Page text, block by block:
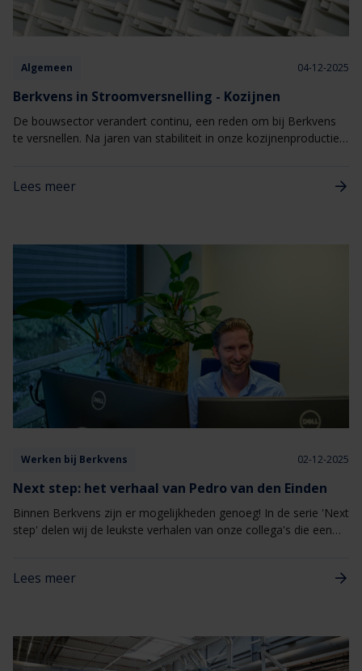
Algemeen 04-12-2025
Berkvens in Stroomversnelling - Kozijnen
De bouwsector verandert continu, een reden om bij Berkvens
te versnellen. Na jaren van stabiliteit in onze kozijnenproductie
meer capaciteit. Zo blijven we een betrouwbare partner voor
Lees meer
Werken bij Berkvens 02-12-2025
Next step: het verhaal van Pedro van den Einden
Binnen Berkvens zijn er mogelijkheden genoeg! In de serie 'Next
step' delen wij de leukste verhalen van onze collega's die een
Einden!
Lees meer